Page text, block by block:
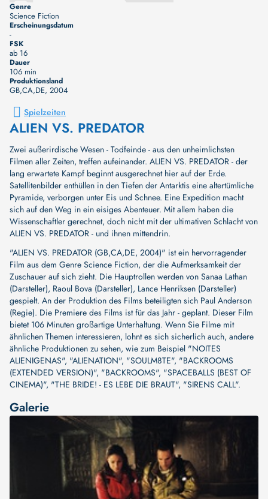
Genre
Science Fiction
Erscheinungsdatum
-
FSK
ab 16
Dauer
106 min
Produktionsland
GB,CA,DE, 2004
Spielzeiten
ALIEN VS. PREDATOR
Zwei außerirdische Wesen - Todfeinde - aus den unheimlichsten
Filmen aller Zeiten, treffen aufeinander. ALIEN VS. PREDATOR - der
lang erwartete Kampf beginnt ausgerechnet hier auf der Erde.
Satellitenbilder enthüllen in den Tiefen der Antarktis eine altertümliche
Pyramide, verborgen unter Eis und Schnee. Eine Expedition macht
sich auf den Weg in ein eisiges Abenteuer. Mit allem haben die
Wissenschaftler gerechnet, doch nicht mit der ultimativen Schlacht von
ALIEN VS. PREDATOR - und ihnen mittendrin.
"ALIEN VS. PREDATOR (GB,CA,DE, 2004)" ist ein hervorragender
Film aus dem Genre Science Fiction, der die Aufmerksamkeit der
Zuschauer auf sich zieht. Die Hauptrollen werden von Sanaa Lathan
(Darsteller), Raoul Bova (Darsteller), Lance Henriksen (Darsteller)
gespielt. An der Produktion des Films beteiligten sich Paul Anderson
(Regie). Die Premiere des Films ist für das Jahr - geplant. Dieser Film
bietet 106 Minuten großartige Unterhaltung. Wenn Sie Filme mit
ähnlichen Themen interessieren, lohnt es sich sicherlich auch, andere
ähnliche Produktionen zu sehen, wie zum Beispiel "NOITES
ALIENIGENAS", "ALIENATION", "SOULM8TE", "BACKROOMS
(EXTENDED VERSION)", "BACKROOMS", "SPACEBALLS (BEST OF
CINEMA)", "THE BRIDE! - ES LEBE DIE BRAUT", "SIRENS CALL".
Galerie